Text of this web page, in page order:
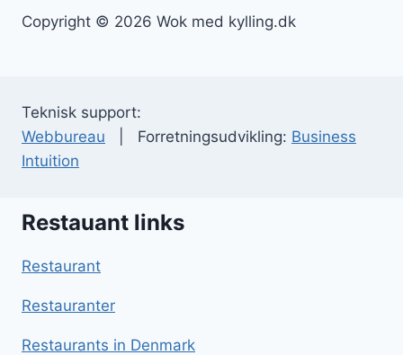
Copyright © 2026 Wok med kylling.dk
Teknisk support:
Webbureau | Forretningsudvikling: Business
Intuition
Restauant links
Restaurant
Restauranter
Restaurants in Denmark